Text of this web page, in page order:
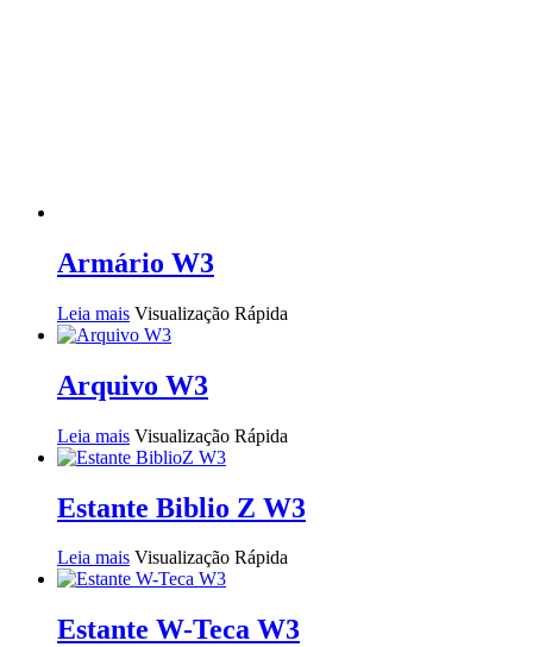
Armário W3
Leia mais Visualização Rápida
Arquivo W3
Leia mais Visualização Rápida
Estante Biblio Z W3
Leia mais Visualização Rápida
Estante W-Teca W3